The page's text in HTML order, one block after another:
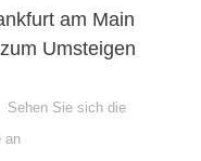
am Main
Umsteigen
Sehen Sie sich die
an